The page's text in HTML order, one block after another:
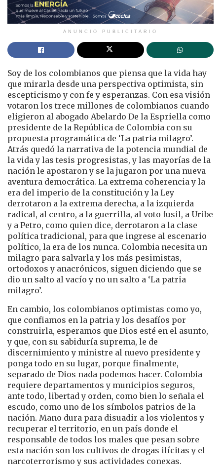
ANUNCIO PUBLICITARIO
Soy de los colombianos que piensa que la vida hay
que mirarla desde una perspectiva optimista, sin
escepticismo y con fe y esperanzas. Con esa visión
votaron los trece millones de colombianos cuando
eligieron al abogado Abelardo De la Espriella como
presidente de la República de Colombia con su
propuesta programática de ‘La patria milagro’.
Atrás quedó la narrativa de la potencia mundial de
la vida y las tesis progresistas, y las mayorías de la
nación le apostaron y se la jugaron por una nueva
aventura democrática. La extrema coherencia y la
era del imperio de la constitución y la Ley
derrotaron a la extrema derecha, a la izquierda
radical, al centro, a la guerrilla, al voto fusil, a Uribe
y a Petro, como quien dice, derrotaron a la clase
política tradicional, para que ingrese al escenario
político, la era de los nunca. Colombia necesita un
milagro para salvarla y los más pesimistas,
ortodoxos y anacrónicos, siguen diciendo que se
dio un salto al vacío y no un salto a ‘La patria
milagro’.
En cambio, los colombianos optimistas como yo,
que confiamos en la patria y los desafíos por
construirla, esperamos que Dios esté en el asunto,
y que, con su sabiduría suprema, le de
discernimiento y ministre al nuevo presidente y
ponga todo en su lugar, porque finalmente,
separado de Dios nada podemos hacer. Colombia
requiere departamentos y municipios seguros,
ante todo, libertad y orden, como bien lo señala el
escudo, como uno de los símbolos patrios de la
nación. Mano dura para disuadir a los violentos y
recuperar el territorio, en un país donde el
responsable de todos los males que pesan sobre
esta nación son los cultivos de drogas ilícitas y el
narcoterrorismo y sus actividades conexas.